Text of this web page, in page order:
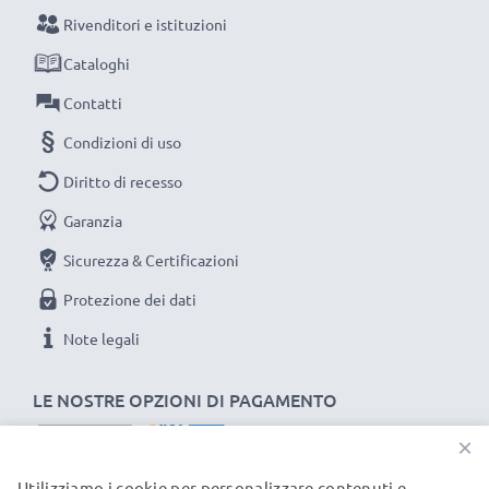
raggiungimento di efficienza desiderata ricarica
completamente le batterie prima d‘impiegarle.
Non lasciarti scappare neanche uno scatto con
questo caricabatteria intelligente, con schermo
LCD, marcato CELLONIC. Ordina ora, spedizione
rapida e 3 anni di garanzia!
LE NOSTRE OPZIONI DI PAGAMENTO
Rivenditori e istituzioni
Cataloghi
Contatti
Condizioni di uso
Diritto di recesso
Garanzia
Sicurezza & Certificazioni
Protezione dei dati
Note legali
×